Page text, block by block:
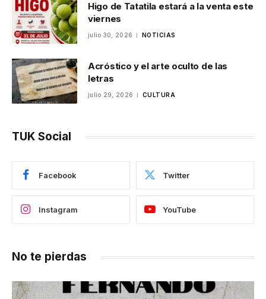
Higo de Tatatila estará a la venta este
viernes
julio 30, 2026 NOTICIAS
Acróstico y el arte oculto de las
letras
julio 29, 2026 CULTURA
TUK Social
Facebook Twitter
Instagram YouTube
No te pierdas